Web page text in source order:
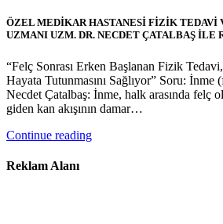
ÖZEL MEDİKAR HASTANESİ FİZİK TEDAVİ
UZMANI UZM. DR. NECDET ÇATALBAŞ İLE
“Felç Sonrası Erken Başlanan Fizik
Hayata Tutunmasını Sağlıyor” Soru:
Necdet Çatalbaş: İnme, halk arasında felç
giden kan akışının damar…
Continue reading
Reklam Alanı